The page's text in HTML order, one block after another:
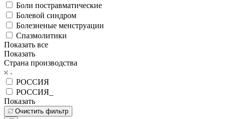
Боли постравматические
Болевой синдром
Болезненые менструации
Спазмолитики
Показать все
Показать
Страна производства
РОССИЯ
РОССИЯ_
Показать
Очистить фильтр